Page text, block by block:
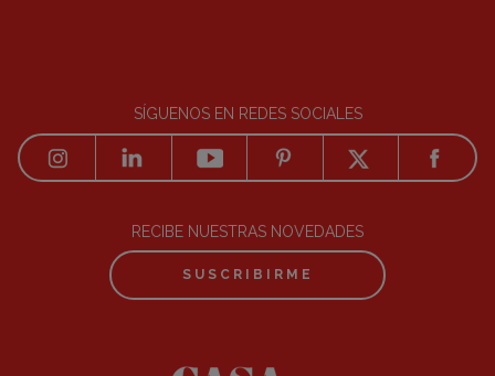
SÍGUENOS EN REDES SOCIALES
RECIBE NUESTRAS NOVEDADES
SUSCRIBIRME